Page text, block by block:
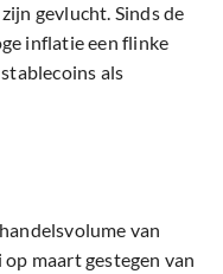
gevlucht. Sinds de
inflatie een flinke
als
van
maart gestegen van